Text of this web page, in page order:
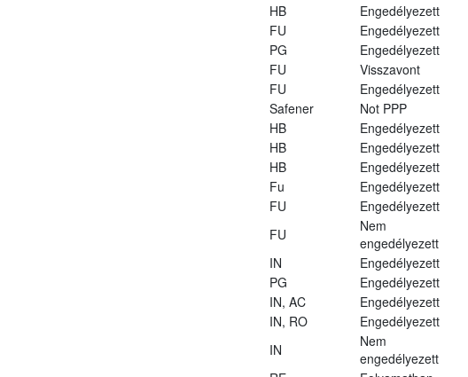
HB Engedélyezett
FU Engedélyezett
PG Engedélyezett
FU Visszavont
FU Engedélyezett
Safener Not PPP
HB Engedélyezett
HB Engedélyezett
HB Engedélyezett
Fu Engedélyezett
FU Engedélyezett
FU
Nem
engedélyezett
IN Engedélyezett
PG Engedélyezett
IN, AC Engedélyezett
IN, RO Engedélyezett
IN
Nem
engedélyezett